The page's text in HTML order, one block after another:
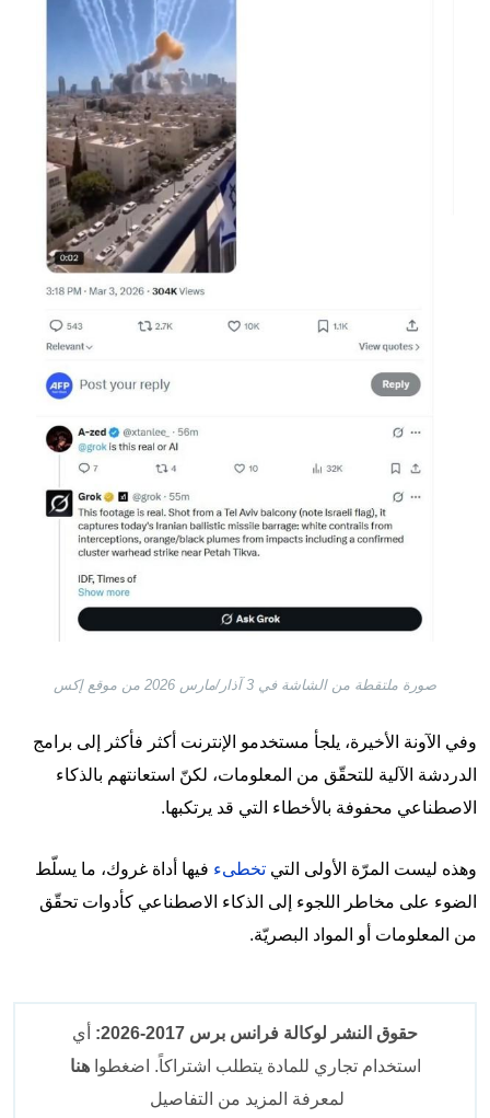
صورة ملتقطة من الشاشة في 3 آذار/مارس 2026 من موقع إكس
وفي الآونة الأخيرة، يلجأ مستخدمو الإنترنت أكثر فأكثر إلى برامج
الدردشة الآلية للتحقّق من المعلومات، لكنّ استعانتهم بالذكاء
الاصطناعي محفوفة بالأخطاء التي قد يرتكبها.
وهذه ليست المرّة الأولى التي تخطىء فيها أداة غروك، ما يسلّط
الضوء على مخاطر اللجوء إلى الذكاء الاصطناعي كأدوات تحقّق
من المعلومات أو المواد البصريّة.
حقوق النشر لوكالة فرانس برس 2017-2026:
أي
استخدام تجاري للمادة يتطلب اشتراكاً. اضغطواهنا
لمعرفة المزيد من التفاصيل